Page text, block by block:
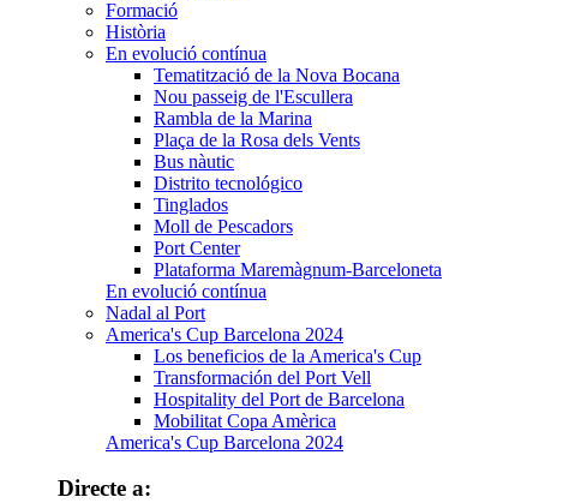
Formació
Història
En evolució contínua
Tematització de la Nova Bocana
Nou passeig de l'Escullera
Rambla de la Marina
Plaça de la Rosa dels Vents
Bus nàutic
Distrito tecnológico
Tinglados
Moll de Pescadors
Port Center
Plataforma Maremàgnum-Barceloneta
En evolució contínua
Nadal al Port
America's Cup Barcelona 2024
Los beneficios de la America's Cup
Transformación del Port Vell
Hospitality del Port de Barcelona
Mobilitat Copa Amèrica
America's Cup Barcelona 2024
Directe a: